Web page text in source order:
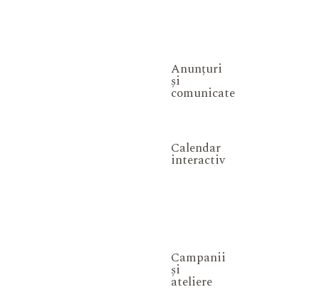
Anunțuri
și
comunicate
Calendar
interactiv
Campanii
și
ateliere